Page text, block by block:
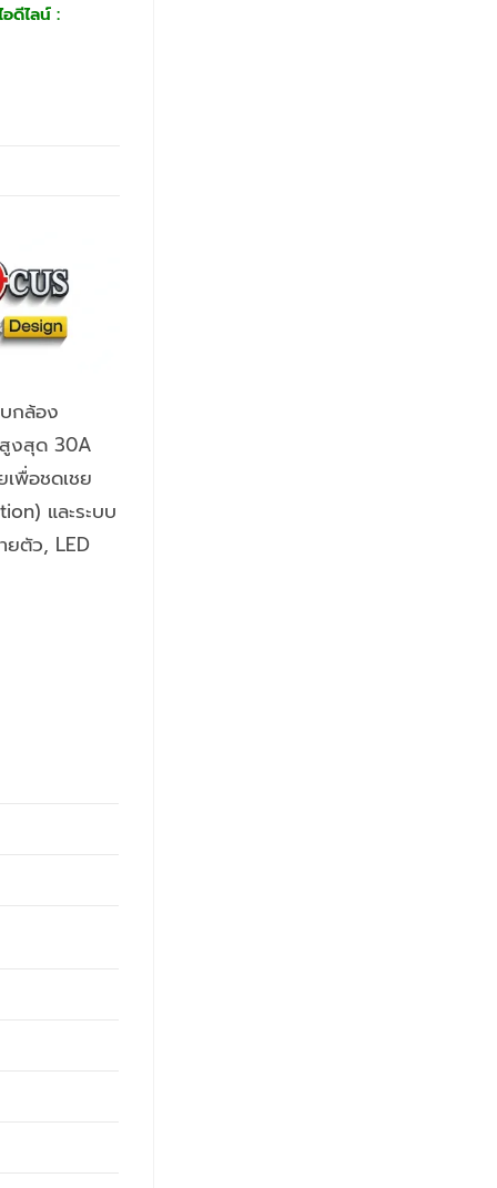
ดีไลน์ :
กล้อง
งสุด 30A
พื่อชดเชย
และระบบ
ยตัว, LED